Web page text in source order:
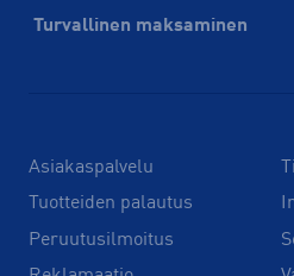
Turvallinen maksaminen
Asiakaspalvelu
Tuotteiden palautus
Peruutusilmoitus